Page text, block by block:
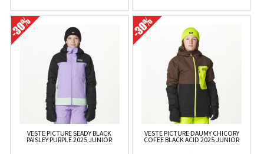
VESTE PICTURE SEADY BLACK
PAISLEY PURPLE 2025 JUNIOR
VESTE PICTURE DAUMY CHICORY
COFEE BLACK ACID 2025 JUNIOR